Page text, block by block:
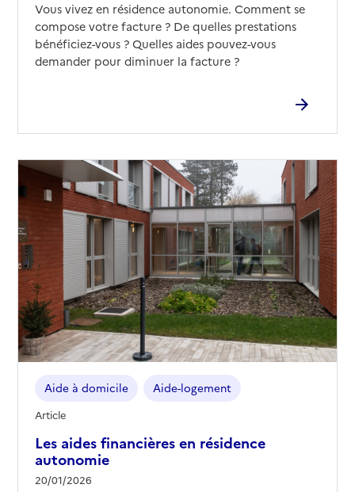
Vous vivez en résidence autonomie. Comment se
compose votre facture ? De quelles prestations
bénéficiez-vous ? Quelles aides pouvez-vous
demander pour diminuer la facture ?
Les aides financières en résidence
autonomie
20/01/2026
Aide à domicile Aide-logement
Article